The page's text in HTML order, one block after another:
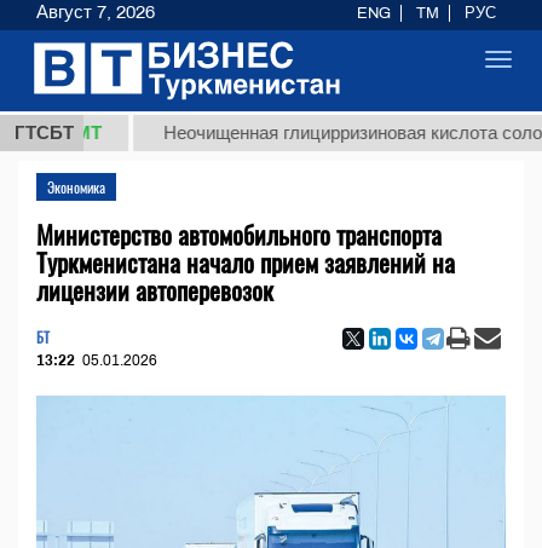
ГТСБТ
ТМТ Неочищенная глицирризиновая кислота
Экономика
Министерство автомобильного транспорта
Туркменистана начало прием заявлений на
лицензии автоперевозок
БТ
13:22 05.01.2026
Август 7, 2026 ENG TM РУС